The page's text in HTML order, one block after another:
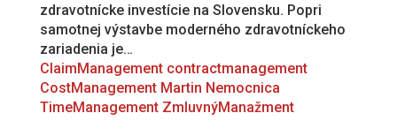
zdravotnícke investície na Slovensku. Popri
samotnej výstavbe moderného zdravotníckeho
zariadenia je…
ClaimManagement contractmanagement
CostManagement Martin Nemocnica
TimeManagement ZmluvnýManažment